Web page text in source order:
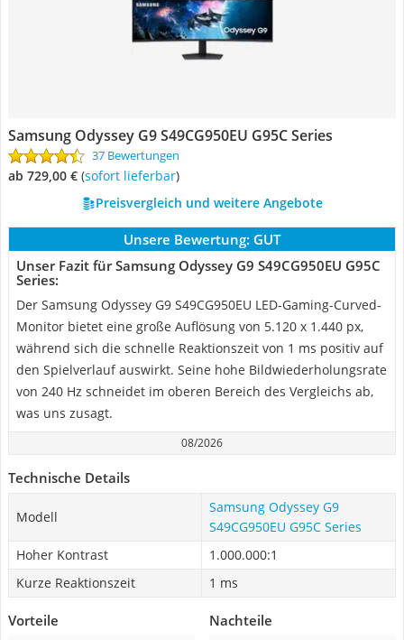
Samsung Odyssey G9 S49CG950EU G95C Series
37 Bewertungen
ab 729,00 € ( Sofort lieferbar)
Preisvergleich und weitere Angebote
Unsere Bewertung: GUT
Unser Fazit für Samsung Odyssey G9 S49CG950EU G95C
Series:
Der Samsung Odyssey G9 S49CG950EU LED-Gaming-Curved-
Monitor bietet eine große Auflösung von 5.120 x 1.440 px,
während sich die schnelle Reaktionszeit von 1 ms positiv auf
den Spielverlauf auswirkt. Seine hohe Bildwiederholungsrate
von 240 Hz schneidet im oberen Bereich des Vergleichs ab,
was uns zusagt.
08/2026
Technische Details
Modell
Samsung Odyssey G9
S49CG950EU G95C Series
Hoher Kontrast
1.000.000:1
Kurze Reaktionszeit
1 ms
Vorteile Nachteile